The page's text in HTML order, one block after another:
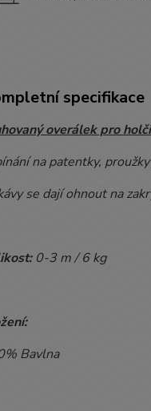
specifikace
overálek pro
na patentky,
se dají ohnout na
0-3 m / 6 kg
Bavlna